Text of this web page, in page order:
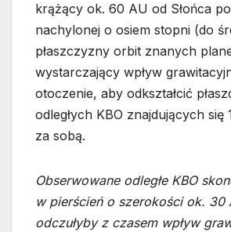
krążący ok. 60 AU od Słońca
nachylonej o osiem stopni (do
płaszczyzny orbit znanych
wystarczający wpływ
otoczenie, aby odkształcić
odległych KBO znajdujących się
za sobą.
Obserwowane odległe KBO
w pierścień o szerokości ok. 30
odczułyby z czasem wpływ